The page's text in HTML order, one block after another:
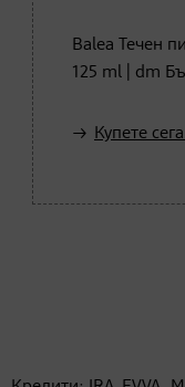
Balea Течен
125 ml | dm
Купете